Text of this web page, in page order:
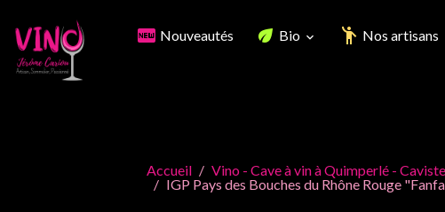
Nouveautés Bio Nos artisans
Accueil Vino - Cave à vin à Quimperlé -
IGP Pays des Bouches du Rhône Rouge